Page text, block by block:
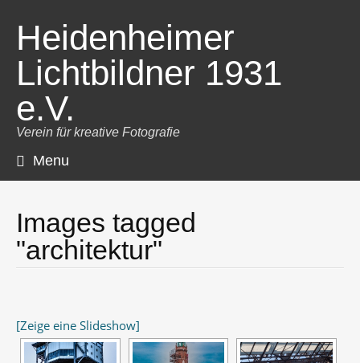
Heidenheimer
Lichtbildner 1931
e.V.
Verein für kreative Fotografie
Menu
Images tagged
"architektur"
[Zeige eine Slideshow]